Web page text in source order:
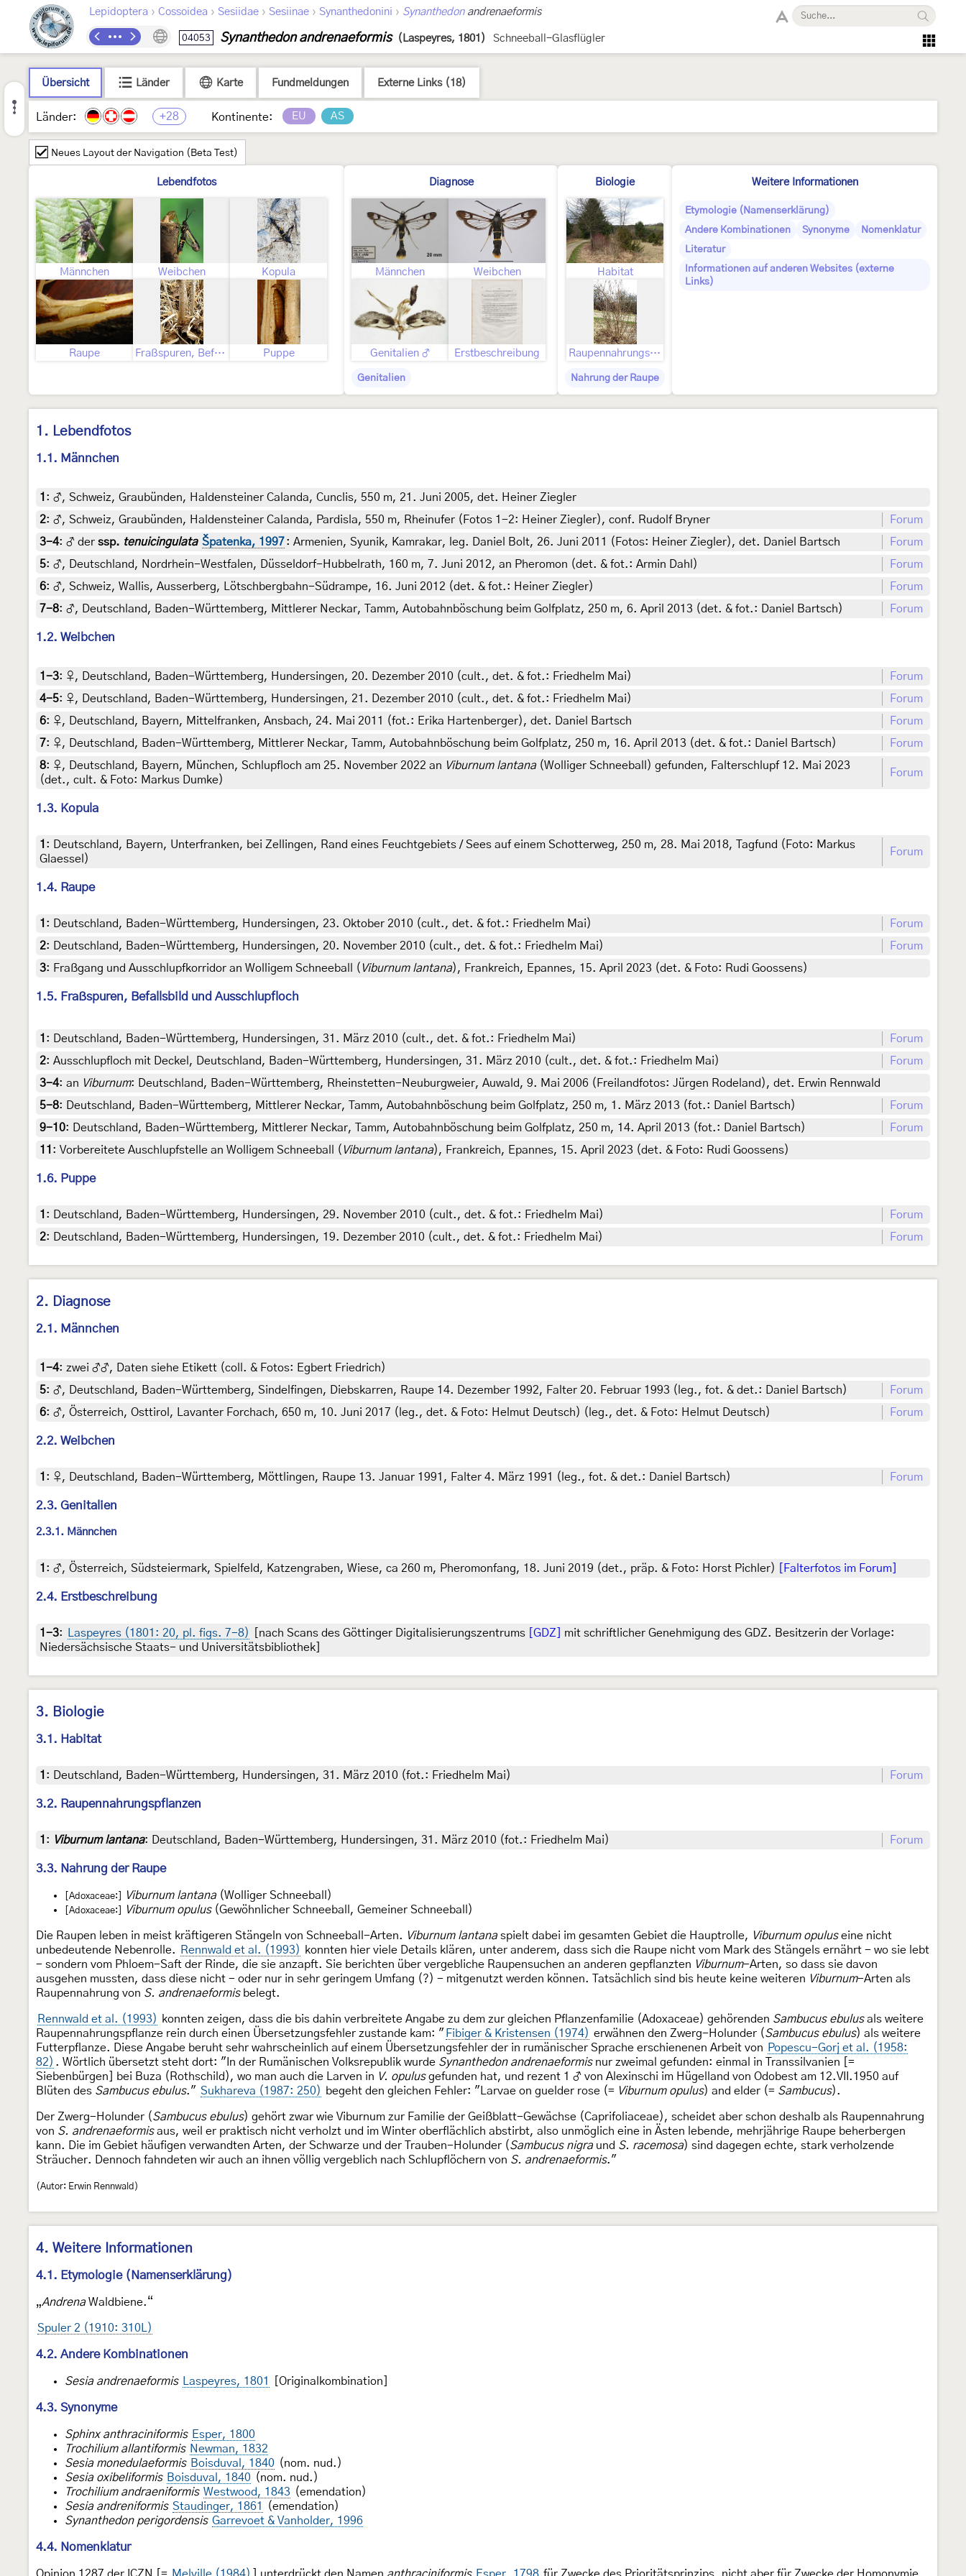
Lepidoptera › Cossoidea › Sesiidae › Sesiinae › Synanthedonini › Synanthedonandrenaeformis
04053 Synanthedon andrenaeformis (Laspeyres, 1801) Schneeball-Glasflügler
Übersicht Länder Karte Fundmeldungen Externe Links (18)
Länder: +28 Kontinente: EU AS
Neues Layout der Navigation (Beta Test)
Lebendfotos
Männchen Weibchen Kopula
Raupe Fraßspuren, Befallsbild und Ausschlupfloch Puppe
Diagnose
Männchen Weibchen
Genitalien ♂ Erstbeschreibung
Genitalien
Biologie
Habitat
Raupennahrungspflanzen
Nahrung der Raupe
Weitere Informationen
Etymologie (Namenserklärung)
Andere Kombinationen
Synonyme
Nomenklatur
Literatur
Informationen auf anderen Websites (externe
Links)
1. Lebendfotos
1.1. Männchen
1 : ♂, Schweiz, Graubünden, Haldensteiner Calanda, Cunclis, 550 m, 21. Juni 2005, det. Heiner Ziegler
2: ♂, Schweiz, Graubünden, Haldensteiner Calanda, Pardisla, 550 m, Rheinufer (Fotos 1-2: Heiner Ziegler), conf. Rudolf Bryner
Forum
3-4: ♂ der ssp. tenuicingulata Špatenka, 1997: Armenien, Syunik, Kamrakar, leg. Daniel Bolt, 26. Juni 2011 (Fotos: Heiner Ziegler), det. Daniel Bartsch
Forum
5: ♂, Deutschland, Nordrhein-Westfalen, Düsseldorf-Hubbelrath, 160 m, 7. Juni 2012, an Pheromon (det. & fot.: Armin Dahl)
Forum
6: ♂, Schweiz, Wallis, Ausserberg, Lötschbergbahn-Südrampe, 16. Juni 2012 (det. & fot.: Heiner Ziegler)
Forum
7-8: ♂, Deutschland, Baden-Württemberg, Mittlerer Neckar, Tamm, Autobahnböschung beim Golfplatz, 250 m, 6. April 2013 (det. & fot.: Daniel Bartsch) Forum
1.2. Weibchen
1-3: ♀, Deutschland, Baden-Württemberg, Hundersingen, 20. Dezember 2010 (cult., det. & fot.: Friedhelm Mai)
Forum
4-5: ♀, Deutschland, Baden-Württemberg, Hundersingen, 21. Dezember 2010 (cult., det. & fot.: Friedhelm Mai)
Forum
6: ♀, Deutschland, Bayern, Mittelfranken, Ansbach, 24. Mai 2011 (fot.: Erika Hartenberger), det. Daniel Bartsch
Forum
7: ♀, Deutschland, Baden-Württemberg, Mittlerer Neckar, Tamm, Autobahnböschung beim Golfplatz, 250 m, 16. April 2013 (det. & fot.: Daniel Bartsch)
Forum
8: ♀, Deutschland, Bayern, München, Schlupfloch am 25. November 2022 an Viburnum lantana(Wolliger Schneeball) gefunden, Falterschlupf 12. Mai 2023
(det., cult. & Foto: Markus Dumke)
Forum
1.3. Kopula
1 : Deutschland, Bayern, Unterfranken, bei Zellingen, Rand eines Feuchtgebiets / Sees auf einem Schotterweg, 250 m, 28. Mai 2018, Tagfund (Foto: Markus
Glaessel)
Forum
1.4. Raupe
1 : Deutschland, Baden-Württemberg, Hundersingen, 23. Oktober 2010 (cult., det. & fot.: Friedhelm Mai)
Forum
2: Deutschland, Baden-Württemberg, Hundersingen, 20. November 2010 (cult., det. & fot.: Friedhelm Mai)
Forum
3: Fraßgang und Ausschlupfkorridor an Wolligem Schneeball ( Viburnum lantana), Frankreich, Epannes, 15. April 2023 (det. & Foto: Rudi Goossens)
1.5. Fraßspuren, Befallsbild und Ausschlupfloch
1 : Deutschland, Baden-Württemberg, Hundersingen, 31. März 2010 (cult., det. & fot.: Friedhelm Mai)
Forum
2: Ausschlupfloch mit Deckel, Deutschland, Baden-Württemberg, Hundersingen, 31. März 2010 (cult., det. & fot.: Friedhelm Mai)
Forum
3-4: an Viburnum: Deutschland, Baden-Württemberg, Rheinstetten-Neuburgweier, Auwald, 9. Mai 2006 (Freilandfotos: Jürgen Rodeland), det. Erwin Rennwald
5-8: Deutschland, Baden-Württemberg, Mittlerer Neckar, Tamm, Autobahnböschung beim Golfplatz, 250 m, 1. März 2013 (fot.: Daniel Bartsch)
Forum
9-10: Deutschland, Baden-Württemberg, Mittlerer Neckar, Tamm, Autobahnböschung beim Golfplatz, 250 m, 14. April 2013 (fot.: Daniel Bartsch)
Forum
11 : Vorbereitete Auschlupfstelle an Wolligem Schneeball ( Viburnum lantana), Frankreich, Epannes, 15. April 2023 (det. & Foto: Rudi Goossens)
1.6. Puppe
1 : Deutschland, Baden-Württemberg, Hundersingen, 29. November 2010 (cult., det. & fot.: Friedhelm Mai)
Forum
2: Deutschland, Baden-Württemberg, Hundersingen, 19. Dezember 2010 (cult., det. & fot.: Friedhelm Mai) Forum
2. Diagnose
2.1. Männchen
1-4: zwei ♂♂, Daten siehe Etikett (coll. & Fotos: Egbert Friedrich)
5: ♂, Deutschland, Baden-Württemberg, Sindelfingen, Diebskarren, Raupe 14. Dezember 1992, Falter 20. Februar 1993 (leg., fot. & det.: Daniel Bartsch)
Forum
6: ♂, Österreich, Osttirol, Lavanter Forchach, 650 m, 10. Juni 2017 (leg., det. & Foto: Helmut Deutsch) (leg., det. & Foto: Helmut Deutsch) Forum
2.2. Weibchen
1 : ♀, Deutschland, Baden-Württemberg, Möttlingen, Raupe 13. Januar 1991, Falter 4. März 1991 (leg., fot. & det.: Daniel Bartsch) Forum
2.3. Genitalien
2.3.1. Männchen
1 : ♂, Österreich, Südsteiermark, Spielfeld, Katzengraben, Wiese, ca 260 m, Pheromonfang, 18. Juni 2019 (det., präp. & Foto: Horst Pichler) [Falterfotos im Forum]
2.4. Erstbeschreibung
1-3: Laspeyres (1801: 20, pl. figs. 7-8) [nach Scans des Göttinger Digitalisierungszentrums [GDZ]
mit schriftlicher Genehmigung des GDZ. Besitzerin der Vorlage:
Niedersächsische Staats- und Universitätsbibliothek]
3. Biologie
3.1. Habitat
1 : Deutschland, Baden-Württemberg, Hundersingen, 31. März 2010 (fot.: Friedhelm Mai) Forum
3.2. Raupennahrungspflanzen
1 : Viburnum lantana: Deutschland, Baden-Württemberg, Hundersingen, 31. März 2010 (fot.: Friedhelm Mai) Forum
3.3. Nahrung der Raupe
[Adoxaceae:] Viburnum lantana(Wolliger Schneeball)
[Adoxaceae:] Viburnum opulus(Gewöhnlicher Schneeball, Gemeiner Schneeball)
Die Raupen leben in meist kräftigeren Stängeln von Schneeball-Arten. Viburnum lantanaspielt dabei im gesamten Gebiet die Hauptrolle, Viburnum opuluseine nicht
unbedeutende Nebenrolle.
Rennwald et al. (1993)
konnten hier viele Details klären, unter anderem, dass sich die Raupe nicht vom Mark des Stängels ernährt - wo sie lebt
- sondern vom Phloem-Saft der Rinde, die sie anzapft. Sie berichten über vergebliche Raupensuchen an anderen gepflanzten Viburnum-Arten, so dass sie davon
ausgehen mussten, dass diese nicht - oder nur in sehr geringem Umfang (?) - mitgenutzt werden können. Tatsächlich sind bis heute keine weiteren Viburnum-Arten als
Raupennahrung von S. andrenaeformisbelegt.
Rennwald et al. (1993) konnten zeigen, dass die bis dahin verbreitete Angabe zu dem zur gleichen Pflanzenfamilie (Adoxaceae) gehörenden Sambucus ebulusals weitere
Raupennahrungspflanze rein durch einen Übersetzungsfehler zustande kam: " Fibiger & Kristensen (1974) erwähnen den Zwerg-Holunder (Sambucus ebulus) als weitere
Futterpflanze. Diese Angabe beruht sehr wahrscheinlich auf einem Übersetzungsfehler der in rumänischer Sprache erschienenen Arbeit von Popescu-Gorj et al. (1958:
82) . Wörtlich übersetzt steht dort: "In der Rumänischen Volksrepublik wurde Synanthedon andrenaeformisnur zweimal gefunden: einmal in Transsilvanien [=
Siebenbürgen] bei Buza (Rothschild), wo man auch die Larven in V. opulusgefunden hat, und rezent 1 ♂ von Alexinschi im Hügelland von Odobest am 12.VII.1950 auf
Blüten des Sambucus ebulus." Sukhareva (1987: 250) begeht den gleichen Fehler: "Larvae on guelder rose (= Viburnum opulus) and elder (= Sambucus).
Der Zwerg-Holunder (Sambucus ebulus) gehört zwar wie Viburnum zur Familie der Geißblatt-Gewächse (Caprifoliaceae), scheidet aber schon deshalb als Raupennahrung
von S. andrenaeformisaus, weil er praktisch nicht verholzt und im Winter oberflächlich abstirbt, also unmöglich eine in Ästen lebende, mehrjährige Raupe beherbergen
kann. Die im Gebiet häufigen verwandten Arten, der Schwarze und der Trauben-Holunder (Sambucus nigraund S. racemosa) sind dagegen echte, stark verholzende
Sträucher. Dennoch fahndeten wir auch an ihnen völlig vergeblich nach Schlupflöchern von S. andrenaeformis."
(Autor: Erwin Rennwald)
4. Weitere Informationen
4.1. Etymologie (Namenserklärung)
„AndrenaWaldbiene.“
Spuler 2 (1910: 310L)
4.2. Andere Kombinationen
Sesia andrenaeformis Laspeyres, 1801 [Originalkombination]
4.3. Synonyme
Sphinx anthraciniformis Esper, 1800
Trochilium allantiformis Newman, 1832
Sesia monedulaeformis Boisduval, 1840 (nom. nud.)
Sesia oxibeliformis Boisduval, 1840 (nom. nud.)
Trochilium andraeniformis Westwood, 1843 (emendation)
Sesia andreniformis Staudinger, 1861
(emendation)
Synanthedon perigordensis Garrevoet & Vanholder, 1996
4.4. Nomenklatur